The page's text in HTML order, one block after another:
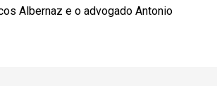
Albernaz e o advogado Antonio